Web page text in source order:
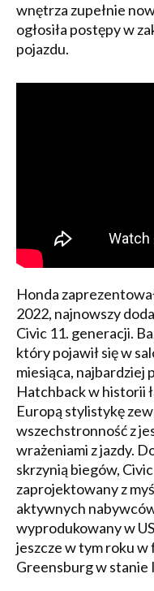
wnętrza zupełnie
ogłosiła postępy w
pojazdu.
Honda
2022, najnowszy
Civic 11. generacji.
który pojawił się w
miesiąca, najbardziej
Hatchback w historii
Europą stylistykę
wszechstronność z
wrażeniami z jazdy.
skrzynią biegów,
zaprojektowany z
aktywnych
wyprodukowany w
jeszcze w tym roku
Greensburg w stanie